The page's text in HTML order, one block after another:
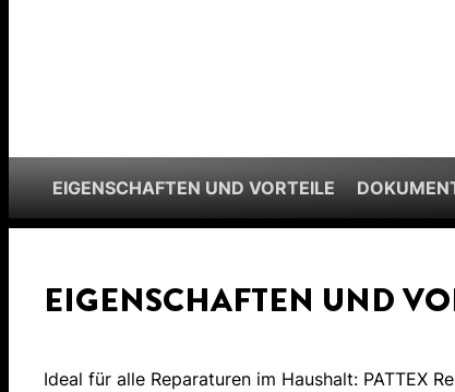
EIGENSCHAFTEN UND VORTEILE
EIGENSCHAFTEN UND
Ideal für alle Reparaturen im Haushalt: PATTEX